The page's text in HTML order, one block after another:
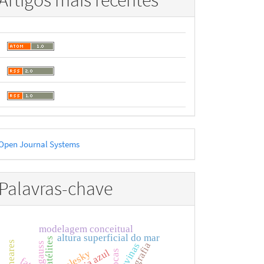
Journal Systems
chave
ravinas
altura superficial do mar
modelagem conceitual
gauss